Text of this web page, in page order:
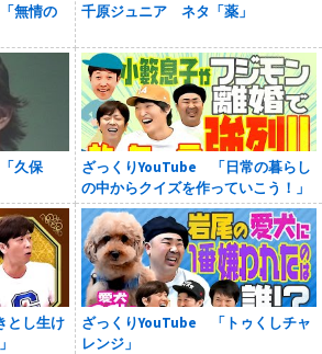
無情の
千原ジュニア ネタ「薬」
久保
ざっくりYouTube 「日常の暮らし
の中からクイズを作っていこう！」
とし生け
ざっくりYouTube 「トゥくしチャ
レンジ」